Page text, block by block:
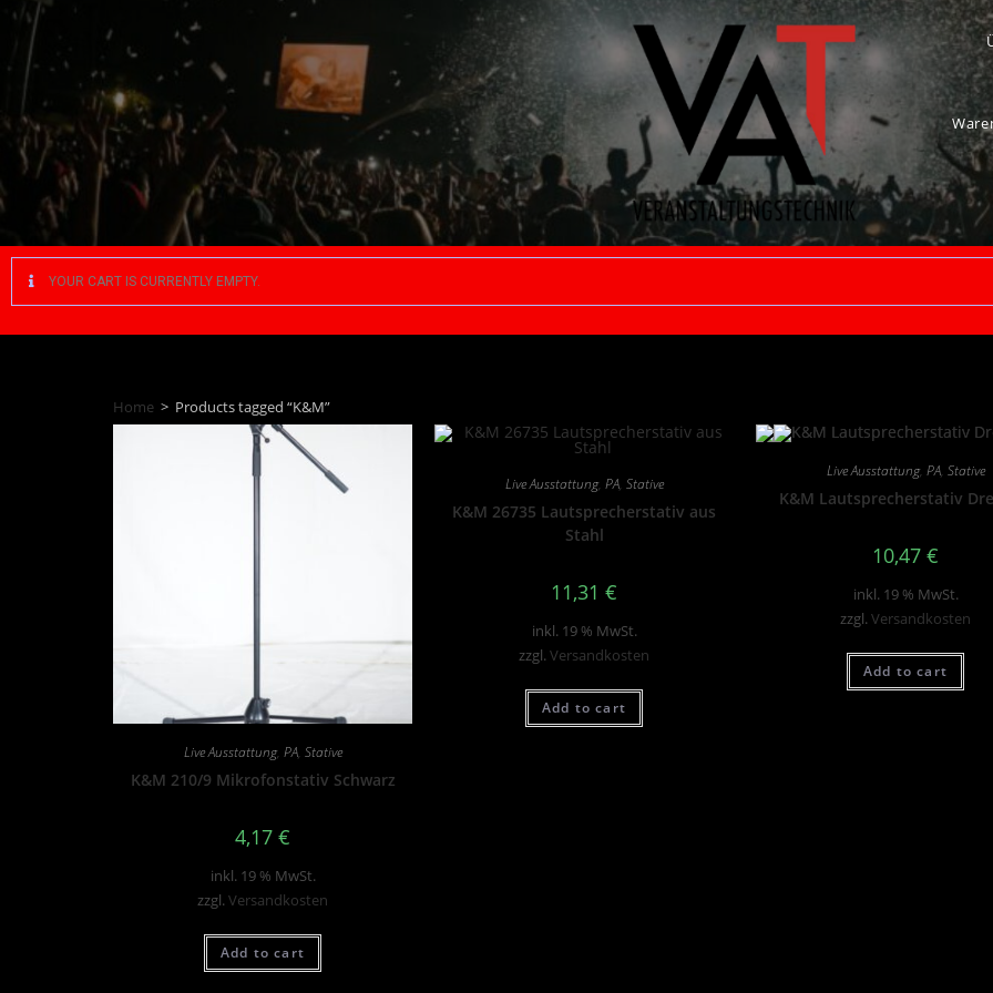
YOUR CART IS CURRENTLY EMPTY.
Home > Products tagged “K&M”
Live Ausstattung, PA, Stative
K&M 210/9 Mikrofonstativ Schwarz
4,17 €
inkl. 19 % MwSt.
zzgl.Versandkosten
Add to cart
Live Ausstattung, PA, Stative
K&M 26735 Lautsprecherstativ aus
Stahl
11,31 €
inkl. 19 % MwSt.
zzgl.Versandkosten
Add to cart
Live Ausstattung, PA, Stative
K&M Lautsprecherstativ
10,47 €
inkl. 19 % MwSt.
zzgl.Versandkosten
Add to cart